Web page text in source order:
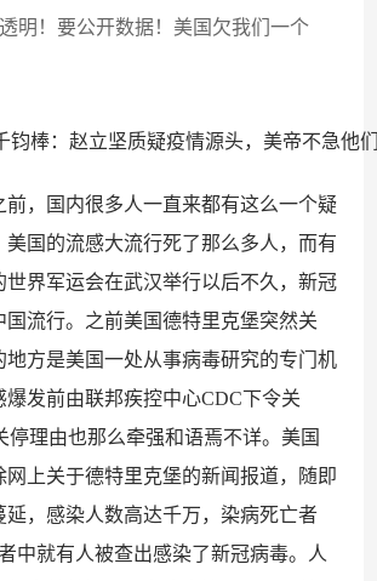
明！要公开数据！美国欠我们一个
前，国内很多人一直来都有这么一个疑
美国的流感大流行死了那么多人，而有
世界军运会在武汉举行以后不久，新冠
国流行。之前美国德特里克堡突然关
地方是美国一处从事病毒研究的专门机
爆发前由联邦疾控中心CDC下令关
停理由也那么牵强和语焉不详。美国
网上关于德特里克堡的新闻报道，随即
延，感染人数高达千万，染病死亡者
中就有人被查出感染了新冠病毒。人